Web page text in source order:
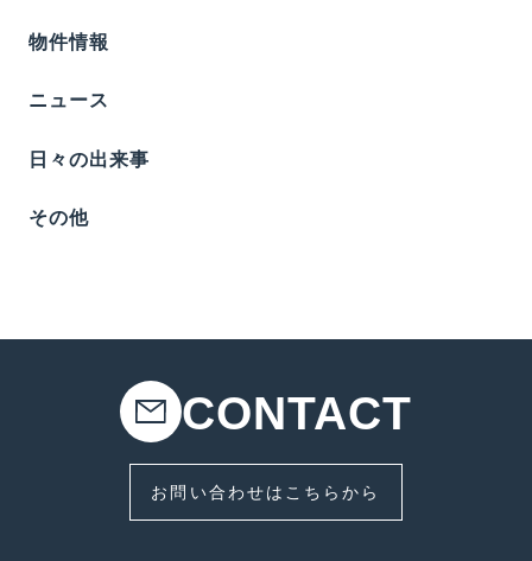
物件情報
ニュース
日々の出来事
その他
CONTACT
お問い合わせはこちらから